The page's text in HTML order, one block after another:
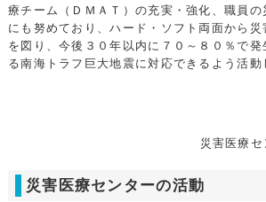
療チーム（ＤＭＡＴ）の充実・強化、職員
にも努めており、ハード・ソフト両面から
を図り、今後３０年以内に７０～８０％で
る南海トラフ巨大地震に対応できるよう活動
災害医療
災害医療センターの活動